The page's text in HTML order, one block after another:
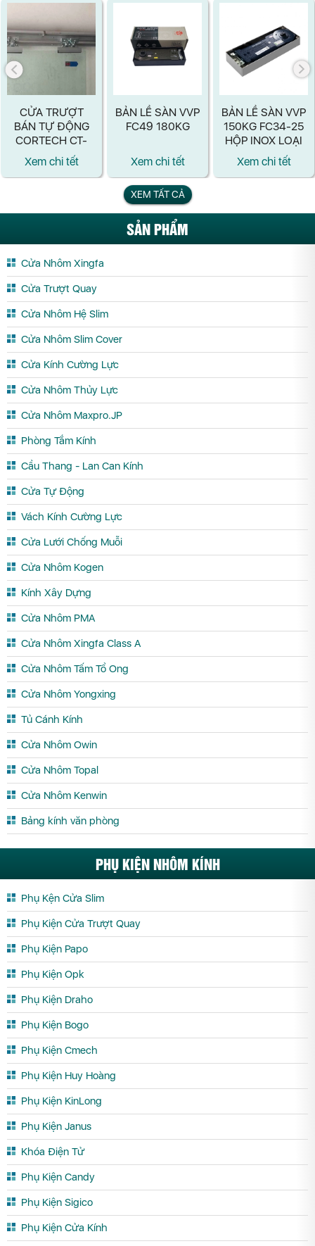
CỬA TRƯỢT
BÁN TỰ ĐỘNG
CORTECH CT-
806SA
Xem chi tết
BẢN LỀ SÀN VVP
FC49 180KG
Xem chi tết
BẢN LỀ SÀN VVP
150KG FC34-25
HỘP INOX LOẠI
TỐT
Xem chi tết
XEM TẤT CẢ
SẢN PHẨM
Cửa Nhôm Xingfa
Cửa Trượt Quay
Cửa Nhôm Hệ Slim
Cửa Nhôm Slim Cover
Cửa Kính Cường Lực
Cửa Nhôm Thủy Lực
Cửa Nhôm Maxpro.JP
Phòng Tắm Kính
Cầu Thang - Lan Can Kính
Cửa Tự Động
Vách Kính Cường Lực
Cửa Lưới Chống Muỗi
Cửa Nhôm Kogen
Kính Xây Dựng
Cửa Nhôm PMA
Cửa Nhôm Xingfa Class A
Cửa Nhôm Tấm Tổ Ong
Cửa Nhôm Yongxing
Tủ Cánh Kính
Cửa Nhôm Owin
Cửa Nhôm Topal
Cửa Nhôm Kenwin
Bảng kính văn phòng
PHỤ KIỆN NHÔM KÍNH
Phụ Kện Cửa Slim
Phụ Kiện Cửa Trượt Quay
Phụ Kiện Papo
Phụ Kiện Opk
Phụ Kiện Draho
Phụ Kiện Bogo
Phụ Kiện Cmech
Phụ Kiện Huy Hoàng
Phụ Kiện KinLong
Phụ Kiện Janus
Khóa Điện Tử
Phụ Kiện Candy
Phụ Kiện Sigico
Phụ Kiện Cửa Kính